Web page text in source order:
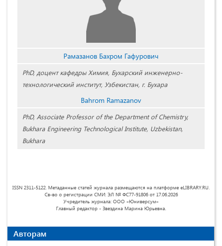
Рамазанов Бахром Гафурович
PhD, доцент кафедры Химия, Бухарский инженерно-
технологический институт, Узбекистан, г. Бухара
Bahrom Ramazanov
PhD, Associate Professor of the Department of Chemistry,
Bukhara Engineering Technological Institute, Uzbekistan,
Bukhara
ISSN 2311-5122. Метаданные статей журнала размещаются на платформе eLIBRARY.RU.
Св-во о регистрации СМИ: ЭЛ № ФС77-91806 от 17.06.2026
Учредитель журнала: ООО «Юниверсум»
Главный редактор - Звездина Марина Юрьевна.
Авторам